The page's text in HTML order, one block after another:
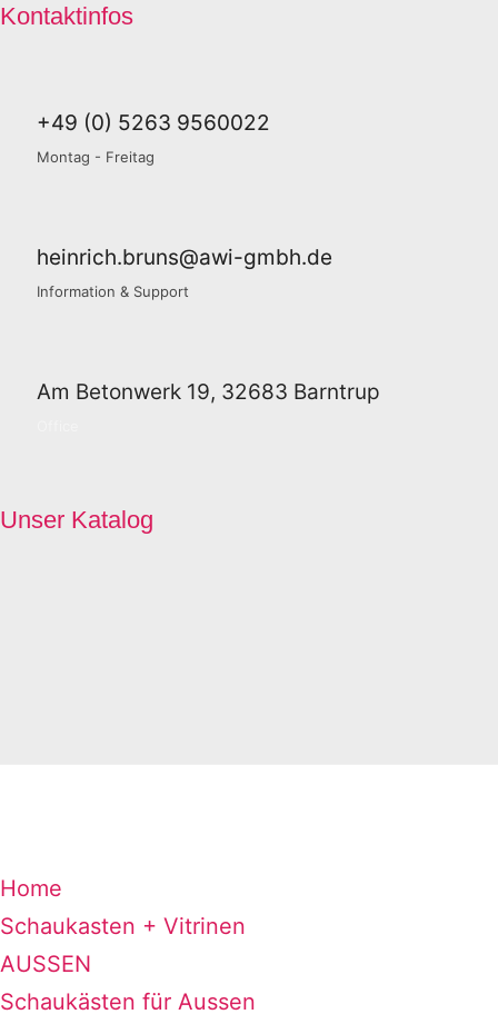
Kontaktinfos
+49 (0) 5263 9560022
Montag - Freitag
heinrich.bruns@awi-gmbh.de
Information & Support
Am Betonwerk 19, 32683 Barntrup
Unser Katalog
Home
Schaukasten + Vitrinen
AUSSEN
Schaukästen für Aussen